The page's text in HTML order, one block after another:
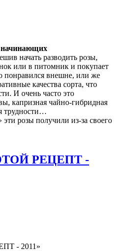
начинающих
начать разводить розы,
или в питомник и покупает
понравился внешне, или же
качества сорта, что
И очень часто это
капризная чайно-гибридная
трудности…
розы получили из-за своего
РЕЦЕПТ -
- 2011»